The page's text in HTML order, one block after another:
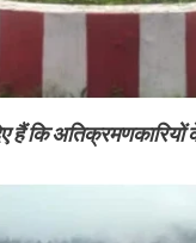
हैं कि अतिक्रमणकारियों